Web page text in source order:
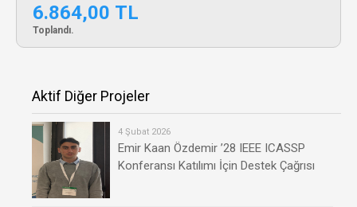
6.864,00 TL
Toplandı.
Aktif Diğer Projeler
4 Şubat 2026
Emir Kaan Özdemir ’28 IEEE ICASSP
Konferansı Katılımı İçin Destek Çağrısı